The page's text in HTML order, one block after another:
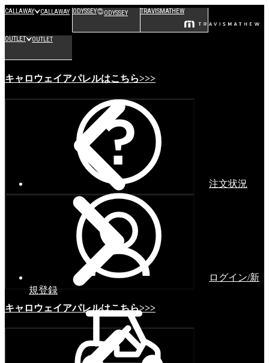
CALLAWAY CALLAWAY ODYSSEY ODYSSEY TRAVISMATHEW
OUTLET OUTLET
キャロウェイアパレルはこちら>>>
キャロウェイアパレルはこちら>>>
注文状況
ログイン/新
規登録